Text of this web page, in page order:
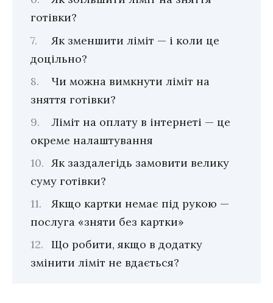
готівки?
Як зменшити ліміт — і коли це
доцільно?
Чи можна вимкнути ліміт на
зняття готівки?
Ліміт на оплату в інтернеті — це
окреме налаштування
Як заздалегідь замовити велику
суму готівки?
Якщо картки немає під рукою —
послуга «зняти без картки»
Що робити, якщо в додатку
змінити ліміт не вдається?